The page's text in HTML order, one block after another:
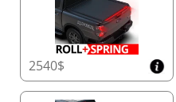
2540$